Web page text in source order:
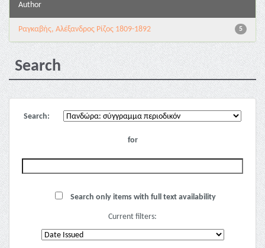
Author
5
Ραγκαβής, Αλέξανδρος Ρίζος 1809-1892
Search
Search:
for
Search only items with full text availability
Current filters: